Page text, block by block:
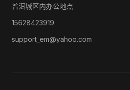
普洱城区内办公地点
15628423919
support_em@yahoo.com